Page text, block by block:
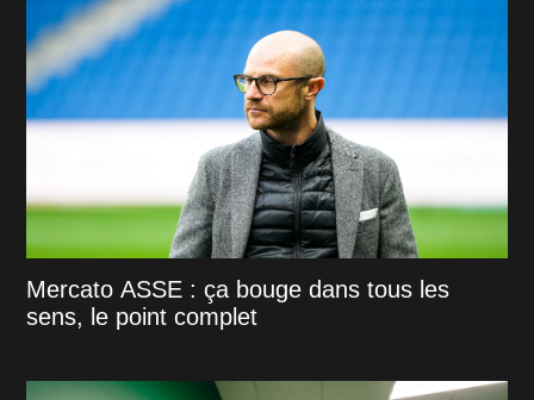
Mercato ASSE : ça bouge dans tous les
sens, le point complet